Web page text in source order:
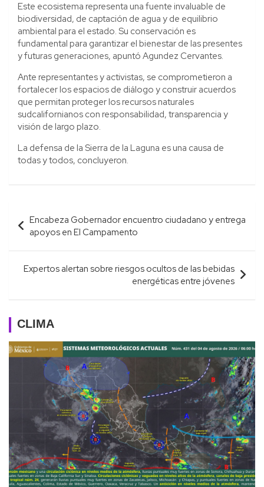
Este ecosistema representa una fuente invaluable de
biodiversidad, de captación de agua y de equilibrio
ambiental para el estado. Su conservación es
fundamental para garantizar el bienestar de las presentes
y futuras generaciones, apuntó Agundez Cervantes.
Ante representantes y activistas, se comprometieron a
fortalecer los espacios de diálogo y construir acuerdos
que permitan proteger los recursos naturales
sudcalifornianos con responsabilidad, transparencia y
visión de largo plazo.
La defensa de la Sierra de la Laguna es una causa de
todas y todos, concluyeron.
Navegación
de
entradas
Encabeza Gobernador encuentro ciudadano y entrega
apoyos en El Campamento
Expertos alertan sobre riesgos ocultos de las bebidas
energéticas entre jóvenes
CLIMA